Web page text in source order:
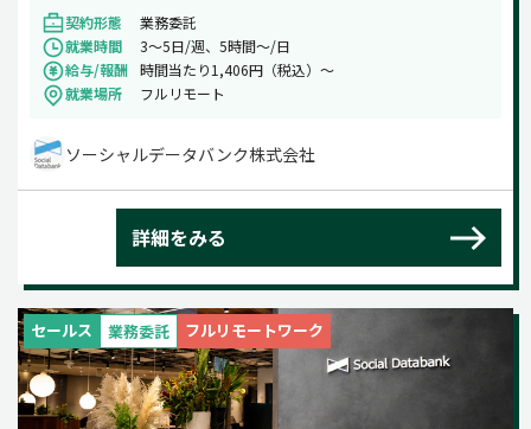
契約形態
業務委託
就業時間
3～5日/週、5時間～/日
給与/報酬 時間当たり1,406円（税込）～
就業場所
フルリモート
ソーシャルデータバンク株式会社
詳細をみる
セールス 業務委託 フルリモートワーク